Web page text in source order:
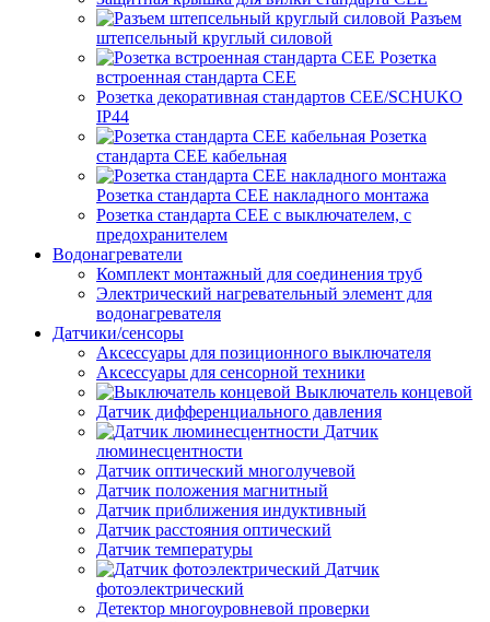
Разъем
штепсельный круглый силовой
Розетка
встроенная стандарта CEE
Розетка декоративная стандартов CEE/SCHUKO
IP44
Розетка
стандарта СЕЕ кабельная
Розетка стандарта СЕЕ накладного монтажа
Розетка стандарта СЕЕ с выключателем, с
предохранителем
Водонагреватели
Комплект монтажный для соединения труб
Электрический нагревательный элемент для
водонагревателя
Датчики/сенсоры
Аксессуары для позиционного выключателя
Аксессуары для сенсорной техники
Выключатель концевой
Датчик дифференциального давления
Датчик
люминесцентности
Датчик оптический многолучевой
Датчик положения магнитный
Датчик приближения индуктивный
Датчик расстояния оптический
Датчик температуры
Датчик
фотоэлектрический
Детектор многоуровневой проверки